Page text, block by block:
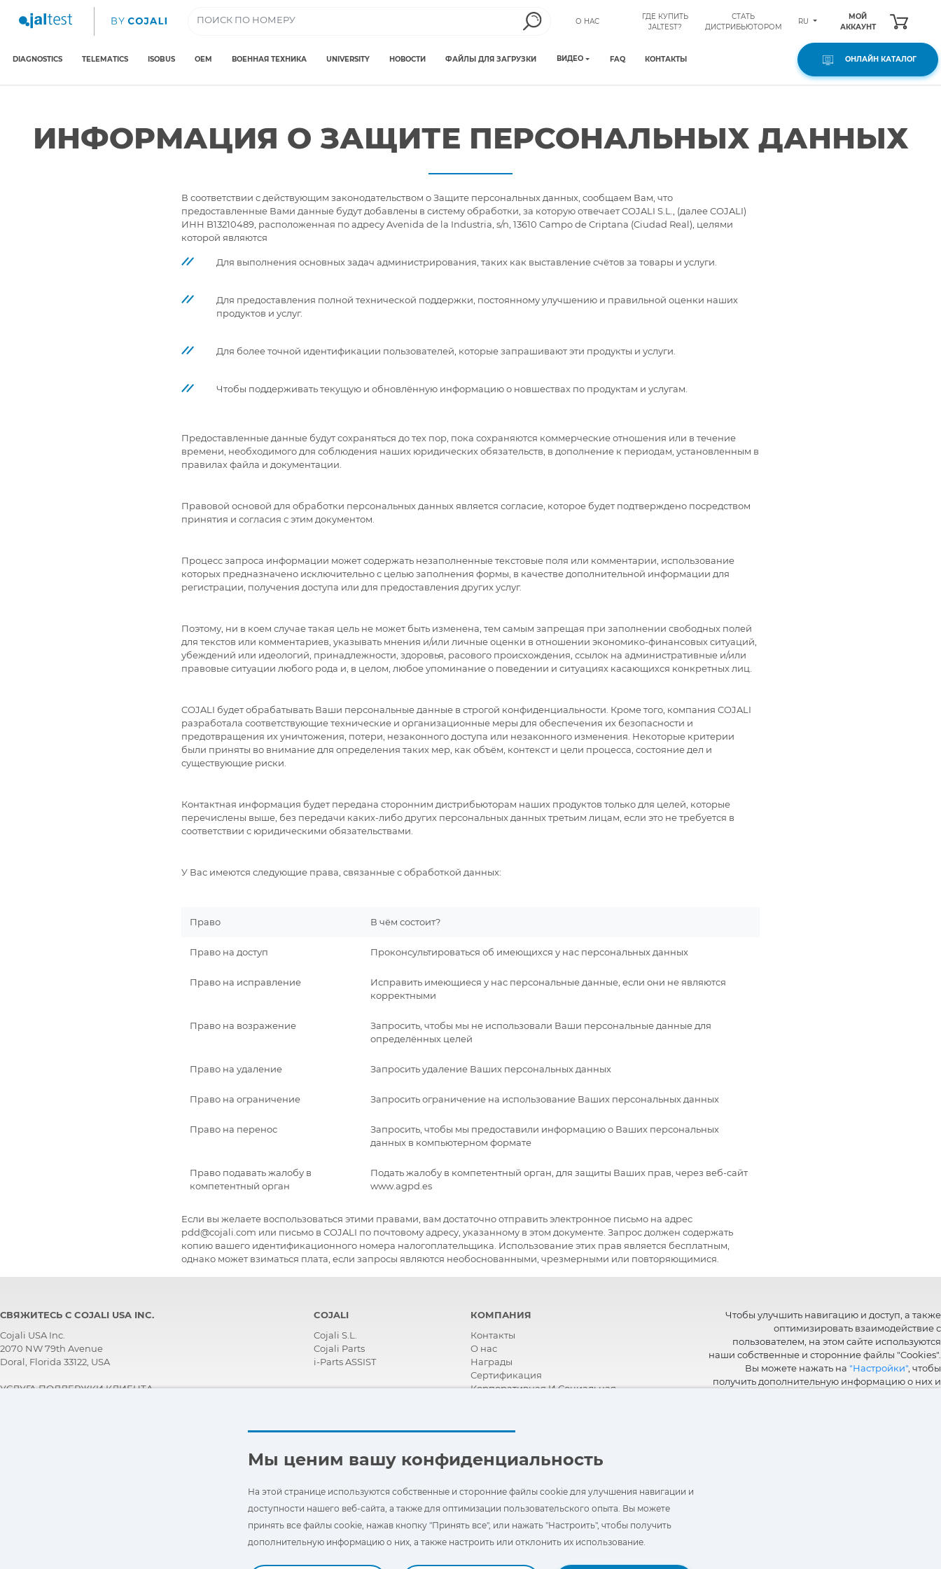
О НАС
ГДЕ КУПИТЬ
JALTEST?
СТАТЬ
ДИСТРИБЬЮТОРОМ
RU
МОЙ
АККАУНТ
DIAGNOSTICS TELEMATICS ISOBUS OEM ВОЕННАЯ ТЕХНИКА UNIVERSITY НОВОСТИ ФАЙЛЫ ДЛЯ ЗАГРУЗКИ ВИДЕО FAQ КОНТАКТЫ ОНЛАЙН КАТАЛОГ
ИНФОРМАЦИЯ О ЗАЩИТЕ ПЕРСОНАЛЬНЫХ ДАННЫХ
В соответствии с действующим законодательством о Защите персональных данных, сообщаем Вам, что
предоставленные Вами данные будут добавлены в систему обработки, за которую отвечает COJALI S.L., (далее COJALI)
ИНН B13210489, расположенная по адресу Avenida de la Industria, s/n, 13610 Campo de Criptana (Ciudad Real), целями
которой являются
Для выполнения основных задач администрирования, таких как выставление счётов за товары и услуги.
Для предоставления полной технической поддержки, постоянному улучшению и правильной оценки наших
продуктов и услуг.
Для более точной идентификации пользователей, которые запрашивают эти продукты и услуги.
Чтобы поддерживать текущую и обновлённую информацию о новшествах по продуктам и услугам.
Предоставленные данные будут сохраняться до тех пор, пока сохраняются коммерческие отношения или в течение
времени, необходимого для соблюдения наших юридических обязательств, в дополнение к периодам, установленным в
правилах файла и документации.
Правовой основой для обработки персональных данных является согласие, которое будет подтверждено посредством
принятия и согласия с этим документом.
Процесс запроса информации может содержать незаполненные текстовые поля или комментарии, использование
которых предназначено исключительно с целью заполнения формы, в качестве дополнительной информации для
регистрации, получения доступа или для предоставления других услуг.
Поэтому, ни в коем случае такая цель не может быть изменена, тем самым запрещая при заполнении свободных полей
для текстов или комментариев, указывать мнения и/или личные оценки в отношении экономико-финансовых ситуаций,
убеждений или идеологий, принадлежности, здоровья, расового происхождения, ссылок на административные и/или
правовые ситуации любого рода и, в целом, любое упоминание о поведении и ситуациях касающихся конкретных лиц.
COJALI будет обрабатывать Ваши персональные данные в строгой конфиденциальности. Кроме того, компания COJALI
разработала соответствующие технические и организационные меры для обеспечения их безопасности и
предотвращения их уничтожения, потери, незаконного доступа или незаконного изменения. Некоторые критерии
были приняты во внимание для определения таких мер, как объём, контекст и цели процесса, состояние дел и
существующие риски.
Контактная информация будет передана сторонним дистрибьюторам наших продуктов только для целей, которые
перечислены выше, без передачи каких-либо других персональных данных третьим лицам, если это не требуется в
соответствии с юридическими обязательствами.
У Вас имеются следующие права, связанные с обработкой данных:
Право В чём состоит?
Право на доступ Проконсультироваться об имеющихся у нас персональных данных
Право на исправление
Исправить имеющиеся у нас персональные данные, если они не являются
корректными
Право на возражение
Запросить, чтобы мы не использовали Ваши персональные данные для
определённых целей
Право на удаление Запросить удаление Ваших персональных данных
Право на ограничение Запросить ограничение на использование Ваших персональных данных
Право на перенос
Запросить, чтобы мы предоставили информацию о Ваших персональных
данных в компьютерном формате
Право подавать жалобу в
компетентный орган
Подать жалобу в компетентный орган, для защиты Ваших прав, через веб-сайт
www.agpd.es
Если вы желаете воспользоваться этими правами, вам достаточно отправить электронное письмо на адрес
pdd@cojali.com или письмо в COJALI по почтовому адресу, указанному в этом документе. Запрос должен содержать
копию вашего идентификационного номера налогоплательщика. Использование этих прав является бесплатным,
однако может взиматься плата, если запросы являются необоснованными, чрезмерными или повторяющимися.
СВЯЖИТЕСЬ С COJALI USA INC.
Cojali USA Inc.
2070 NW 79th Avenue
Doral, Florida 33122, USA
УСЛУГА ПОДДЕРЖКИ КЛИЕНТА
COJALI
Cojali S.L.
Cojali Parts
i-Parts ASSIST
КОМПАНИЯ
Контакты
О нас
Награды
Сертификация
Корпоративная И Социальная
Новости
FAQ - ЧАСТО ЗАДАВАЕМЫЕ
ВОПРОСЫ
Чтобы улучшить навигацию и доступ, а также
оптимизировать взаимодействие с
пользователем, на этом сайте используются
наши собственные и сторонние файлы "Cookies".
Вы можете нажать на "Настройки" , чтобы
получить дополнительную информацию о них и
Мы ценим вашу конфиденциальность
На этой странице используются собственные и сторонние файлы cookie для улучшения навигации и
доступности нашего веб-сайта, а также для оптимизации пользовательского опыта. Вы можете
принять все файлы cookie, нажав кнопку "Принять все", или нажать "Настроить", чтобы получить
дополнительную информацию о них, а также настроить или отклонить их использование.